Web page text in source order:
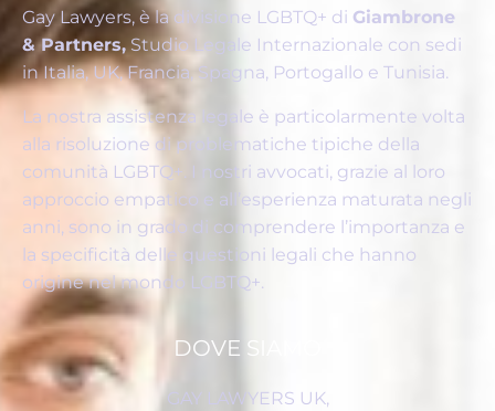
Gay Lawyers, è la divisione LGBTQ+ di Giambrone
& Partners, Studio Legale Internazionale con sedi
in Italia, UK, Francia, Spagna, Portogallo e Tunisia.
La nostra assistenza legale è particolarmente volta
alla risoluzione di problematiche tipiche della
comunità LGBTQ+. I nostri avvocati, grazie al loro
approccio empatico e all’esperienza maturata negli
anni, sono in grado di comprendere l’importanza e
la specificità delle questioni legali che hanno
origine nel mondo LGBTQ+.
DOVE SIAMO
GAY LAWYERS UK,